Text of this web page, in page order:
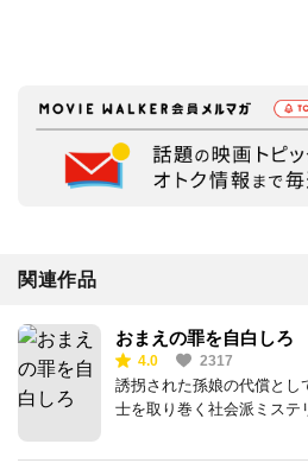
関連作品
おまえの罪を自白しろ
4.0 2317
誘拐された孫娘の代償とし
士を取り巻く社会派ミステ